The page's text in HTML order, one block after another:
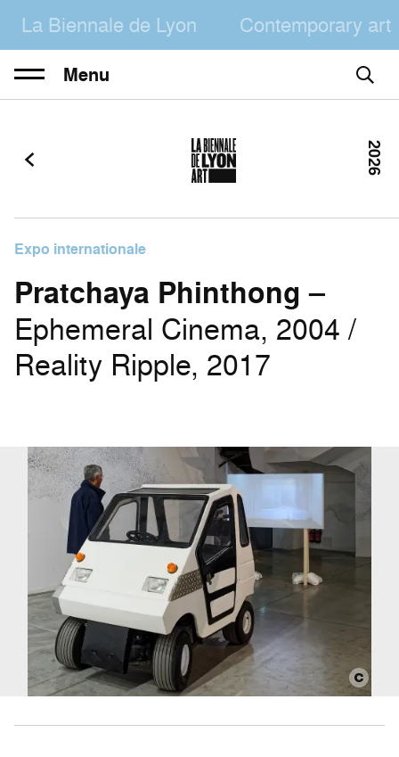
La Biennale de Lyon Contemporary art
Menu
Expo internationale
Pratchaya Phinthong –
Ephemeral Cinema, 2004 /
Reality Ripple, 2017
2026